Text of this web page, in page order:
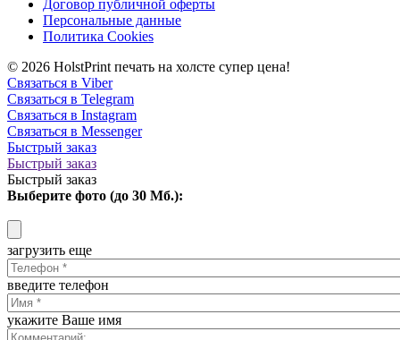
Договор публичной оферты
Персональные данные
Политика Cookies
© 2026 HolstPrint печать на холсте супер цена!
Связаться в Viber
Связаться в Telegram
Связаться в Instagram
Связаться в Messenger
Быстрый заказ
Быстрый заказ
Быстрый заказ
Выберите фото (до 30 Мб.):
загрузить еще
введите телефон
укажите Ваше имя